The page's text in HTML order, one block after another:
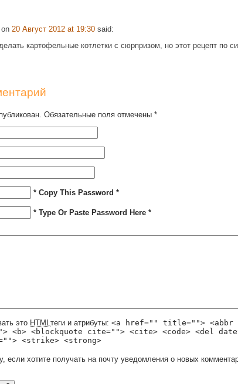
on 20 Август 2012 at 19:30 said:
картофельные котлетки с сюрпризом, но этот рецепт по
Обязательные поля отмечены *
* Copy This Password *
* Type Or Paste Password Here *
это HTML теги и атрибуты: <a href="" title="">
<b> <blockquote cite=""> <cite> <code> <del
<strike> <strong>
если хотите получать на почту уведомления о новых